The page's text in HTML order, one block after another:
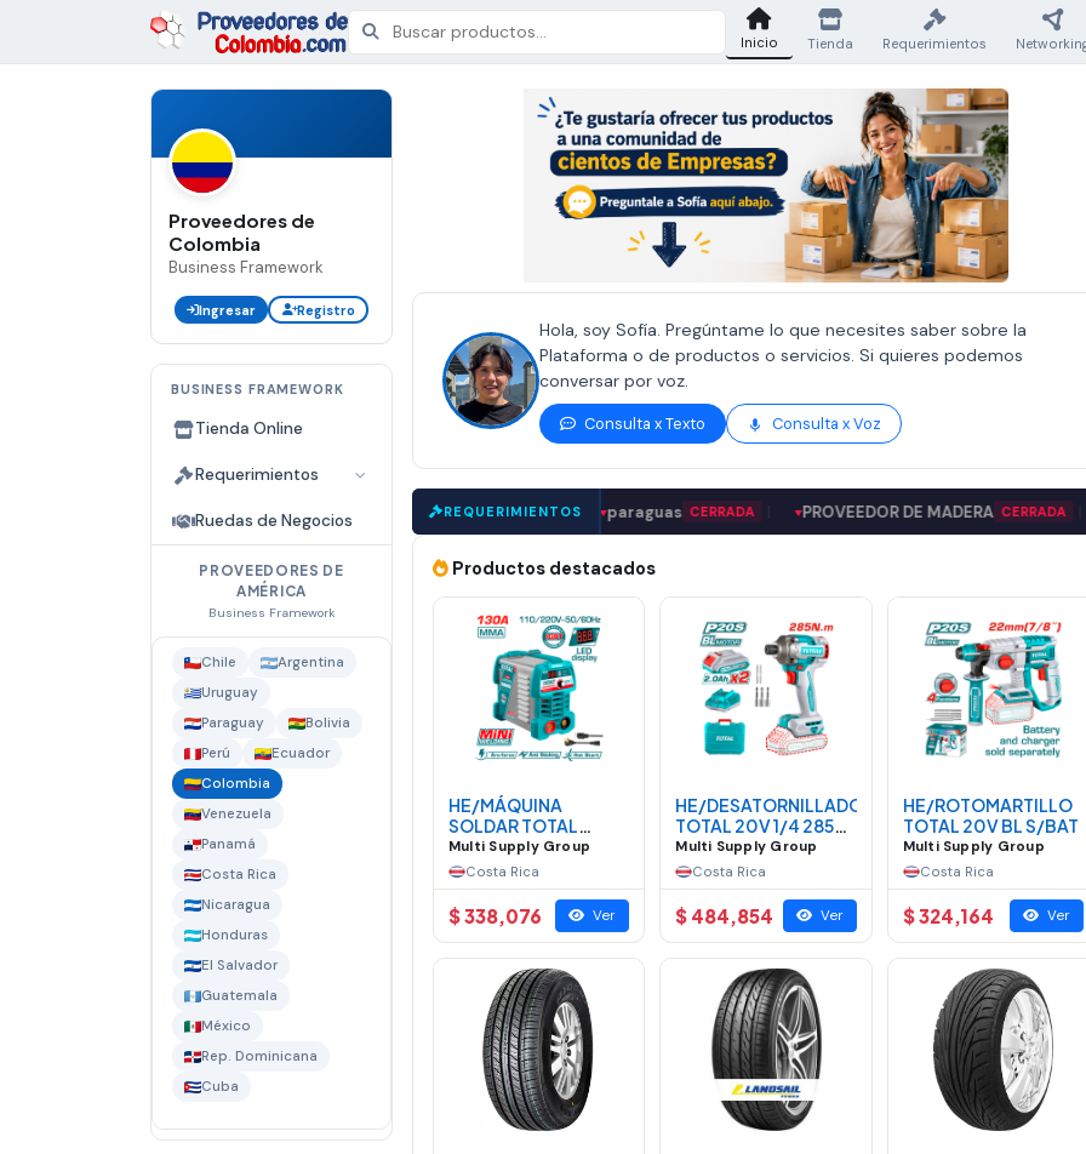
Inicio Tienda Requerimientos
Proveedores de
Colombia
Business Framework
Ingresar Registro
BUSINESS FRAMEWORK
Tienda Online
Requerimientos
Ruedas de Negocios
PROVEEDORES DE
AMÉRICA
Business Framework
Chile
Argentina
Uruguay
Paraguay
Bolivia
Perú
Ecuador
Colombia
Venezuela
Panamá
Costa Rica
Nicaragua
Honduras
El Salvador
Guatemala
México
Rep. Dominicana
Cuba
Hola, soy Sofía. Pregúntame lo que necesites saber sobre la
Plataforma o de productos o servicios. Si quieres podemos
conversar por voz.
Consulta x Texto Consulta x Voz
REQUERIMIENTOS
CERRADA | PROVEEDOR DE MADERA CERRADA | ▼paraguas CERRADA | ▼PROVEEDOR DE MADERA CERRADA | ▼
Productos destacados
HE/MÁQUINA
SOLDAR TOTAL
INVERTER MMA MINI
130A
Multi Supply Group
Costa Rica
$ 338,076 Ver
HE/DESATORNILLADOR
TOTAL 20V 1/4 285
NM
Multi Supply Group
Costa Rica
$ 484,854 Ver
HE/ROTOMARTILLO
TOTAL 20V BL S/BAT
Multi Supply Group
Costa Rica
$ 324,164 Ver